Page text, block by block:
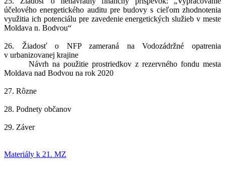
účelového energetického auditu pre budovy s cieľom zhodnotenia
využitia ich potenciálu pre zavedenie energetických služieb v meste
Moldava n. Bodvou“
26. Žiadosť o NFP zameraná na Vodozádržné opatrenia
v urbanizovanej krajine
Návrh na použitie prostriedkov z rezervného fondu mesta
Moldava nad Bodvou na rok 2020
27. Rôzne
28. Podnety občanov
29. Záver
Materiály k 21. MZ